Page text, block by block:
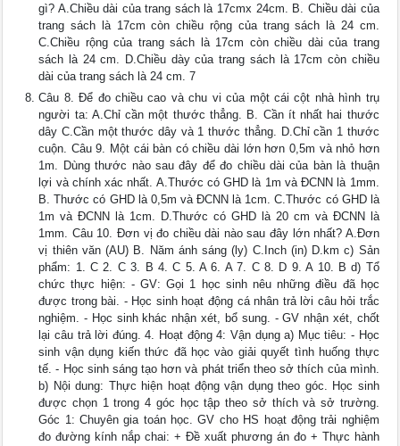
gì? A.Chiều dài của trang sách là 17cmx 24cm. B. Chiều dài của
trang sách là 17cm còn chiều rộng của trang sách là 24 cm.
C.Chiều rộng của trang sách là 17cm còn chiều dài của trang
sách là 24 cm. D.Chiều dày của trang sách là 17cm còn chiều
dài của trang sách là 24 cm. 7
Câu 8. Để đo chiều cao và chu vi của một cái cột nhà hình trụ
người ta: A.Chỉ cần một thước thẳng. B. Cần ít nhất hai thước
dây C.Cần một thước dây và 1 thước thẳng. D.Chỉ cần 1 thước
cuộn. Câu 9. Một cái bàn có chiều dài lớn hơn 0,5m và nhỏ hơn
1m. Dùng thước nào sau đây để đo chiều dài của bàn là thuận
lợi và chính xác nhất. A.Thước có GHD là 1m và ĐCNN là 1mm.
B. Thước có GHD là 0,5m và ĐCNN là 1cm. C.Thước có GHD là
1m và ĐCNN là 1cm. D.Thước có GHD là 20 cm và ĐCNN là
1mm. Câu 10. Đơn vị đo chiều dài nào sau đây lớn nhất? A.Đơn
vị thiên văn (AU) B. Năm ánh sáng (ly) C.Inch (in) D.km c) Sản
phẩm: 1. C 2. C 3. B 4. C 5. A 6. A 7. C 8. D 9. A 10. B d) Tổ
chức thực hiện: - GV: Gọi 1 học sinh nêu những điều đã học
được trong bài. - Học sinh hoạt động cá nhân trả lời câu hỏi trắc
nghiệm. - Học sinh khác nhận xét, bổ sung. - GV nhận xét, chốt
lại câu trả lời đúng. 4. Hoạt động 4: Vận dụng a) Mục tiêu: - Học
sinh vận dụng kiến thức đã học vào giải quyết tình huống thực
tế. - Học sinh sáng tạo hơn và phát triển theo sở thích của mình.
b) Nội dung: Thực hiện hoạt động vận dụng theo góc. Học sinh
được chọn 1 trong 4 góc học tập theo sở thích và sở trường.
Góc 1: Chuyên gia toán học. GV cho HS hoạt động trải nghiệm
đo đường kính nắp chai: + Đề xuất phương án đo + Thực hành